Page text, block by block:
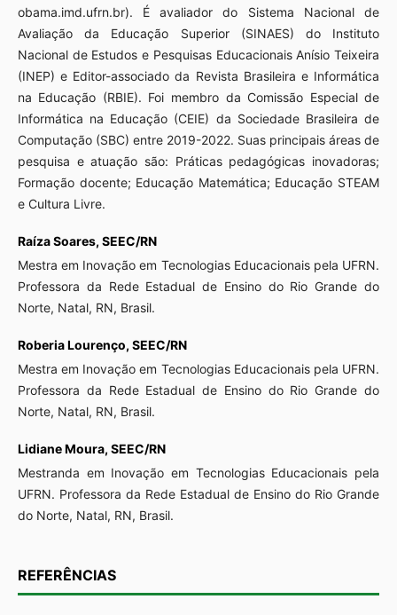
obama.imd.ufrn.br). É avaliador do Sistema Nacional de
Avaliação da Educação Superior (SINAES) do Instituto
Nacional de Estudos e Pesquisas Educacionais Anísio Teixeira
(INEP) e Editor-associado da Revista Brasileira e Informática
na Educação (RBIE). Foi membro da Comissão Especial de
Informática na Educação (CEIE) da Sociedade Brasileira de
Computação (SBC) entre 2019-2022. Suas principais áreas de
pesquisa e atuação são: Práticas pedagógicas inovadoras;
Formação docente; Educação Matemática; Educação STEAM
e Cultura Livre.
Raíza Soares, SEEC/RN
Mestra em Inovação em Tecnologias Educacionais pela UFRN.
Professora da Rede Estadual de Ensino do Rio Grande do
Norte, Natal, RN, Brasil.
Roberia Lourenço, SEEC/RN
Mestra em Inovação em Tecnologias Educacionais pela UFRN.
Professora da Rede Estadual de Ensino do Rio Grande do
Norte, Natal, RN, Brasil.
Lidiane Moura, SEEC/RN
Mestranda em Inovação em Tecnologias Educacionais pela
UFRN. Professora da Rede Estadual de Ensino do Rio Grande
do Norte, Natal, RN, Brasil.
REFERÊNCIAS